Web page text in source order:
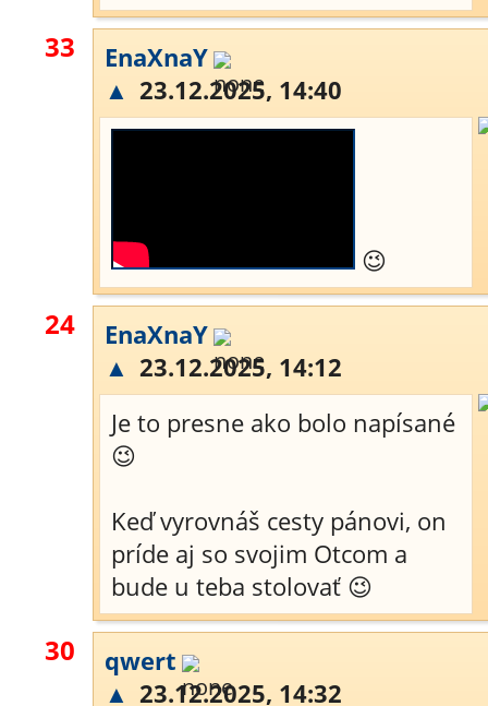
33
EnaXnaY
▲ 23.12.2025, 14:40
😉
24
EnaXnaY
▲ 23.12.2025, 14:12
Je to presne ako bolo napísané
😉
Keď vyrovnáš cesty pánovi, on
príde aj so svojim Otcom a
bude u teba stolovať 😉
30
qwert
▲ 23.12.2025, 14:32